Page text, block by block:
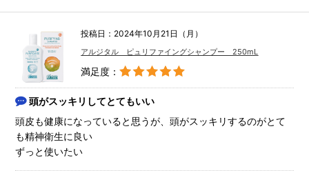
投稿日：2024年10月21日（月）
アルジタル ピュリファイングシャンプー 250mL
満足度：
頭がスッキリしてとてもいい
頭皮も健康になっていると思うが、頭がスッキリするのがとて
も精神衛生に良い
ずっと使いたい